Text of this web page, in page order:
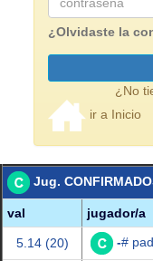
¿Olvidaste la
¿No
ir a Inicio
Jug.
val jugador/a
5.14 (20) -#